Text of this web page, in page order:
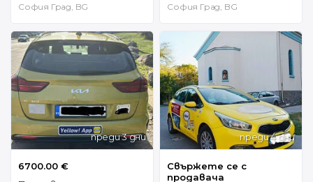
София Град, BG София Град, BG
преди 3 дни
6700.00 €
преди 4 дни
Свържете се с
продавача